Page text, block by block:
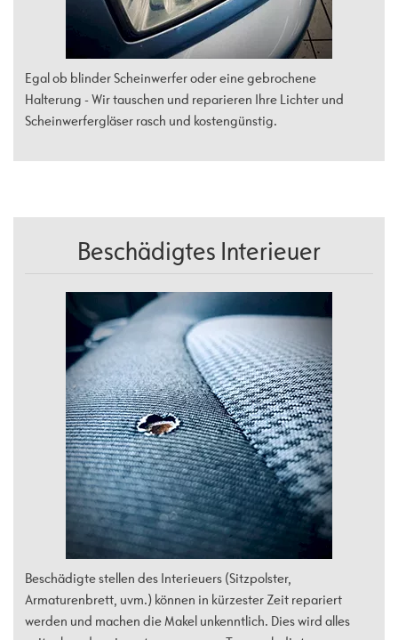
Egal ob blinder Scheinwerfer oder eine gebrochene
Halterung - Wir tauschen und reparieren Ihre Lichter und
Scheinwerfergläser rasch und kostengünstig.
Beschädigtes Interieuer
Beschädigte stellen des Interieuers (Sitzpolster,
Armaturenbrett, uvm.) können in kürzester Zeit repariert
werden und machen die Makel unkenntlich. Dies wird alles